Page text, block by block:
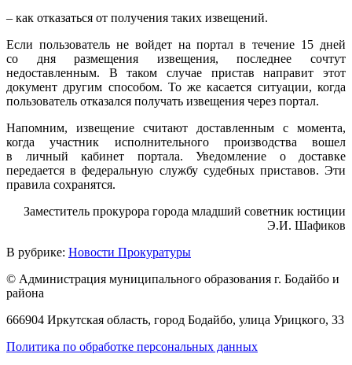
– как отказаться от получения таких извещений.
Если пользователь не войдет на портал в течение 15 дней
со дня размещения извещения, последнее сочтут
недоставленным. В таком случае пристав направит этот
документ другим способом. То же касается ситуации, когда
пользователь отказался получать извещения через портал.
Напомним, извещение считают доставленным с момента,
когда участник исполнительного производства вошел
в личный кабинет портала. Уведомление о доставке
передается в федеральную службу судебных приставов. Эти
правила сохранятся.
Заместитель прокурора города младший советник юстиции
Э.И. Шафиков
В рубрике: Новости Прокуратуры
© Администрация муниципального образования г. Бодайбо и
района
666904 Иркутская область, город Бодайбо, улица Урицкого, 33
Политика по обработке персональных данных